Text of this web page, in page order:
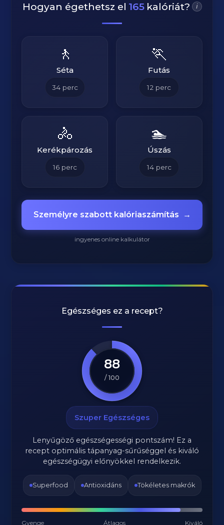
Hogyan égethetsz el 165 kalóriát? i
🚶
Séta
34perc
🏃
Futás
12 perc
🚴
Kerékpározás
16perc
🏊
Úszás
14perc
Személyre szabott kalóriaszámítás →
ingyenes online kalkulátor
Egészséges ez a recept?
88
/ 100
Szuper Egészséges
Lenyűgöző egészségességi pontszám! Ez a
recept optimális tápanyag-sűrűséggel és kiváló
egészségügyi előnyökkel rendelkezik.
Superfood Antioxidáns Tökéletes makrók
Gyenge Átlagos Kiváló